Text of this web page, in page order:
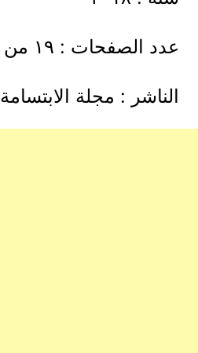
عدد الصفحات : ١٩ من الصفحات
الناشر : مجلة الابتسامة